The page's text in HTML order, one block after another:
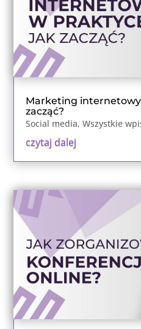
Marketing
zacząć?
Social media,Wszystkie
czytaj dalej